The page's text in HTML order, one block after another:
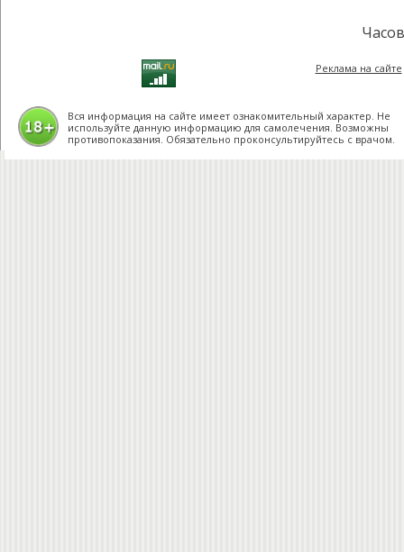
Реклама на сайте
Вся информация на сайте имеет ознакомительный характер. Не
используйте данную информацию для самолечения. Возможны
противопоказания. Обязательно проконсультируйтесь с врачом.